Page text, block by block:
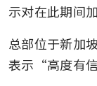
示对在此期间
总部位于新加
表示“高度有